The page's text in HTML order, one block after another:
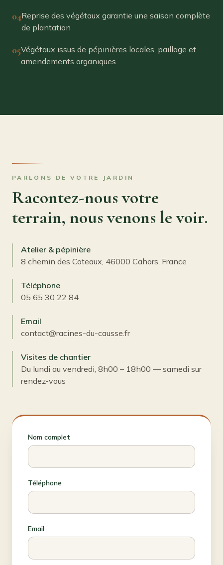
04Reprise des végétaux garantie une saison complète
de plantation
05Végétaux issus de pépinières locales, paillage et
amendements organiques
PARLONS DE VOTRE JARDIN
Racontez-nous votre
terrain, nous venons le voir.
Atelier & pépinière
8 chemin des Coteaux, 46000 Cahors, France
Téléphone
05 65 30 22 84
Email
contact@racines-du-causse.fr
Visites de chantier
Du lundi au vendredi, 8h00 – 18h00 — samedi sur
rendez-vous
Nom complet
Téléphone
Email